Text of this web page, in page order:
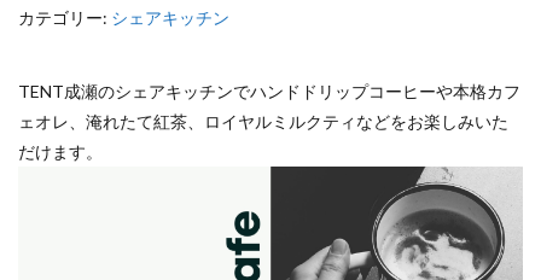
カテゴリー: シェアキッチン
TENT成瀬のシェアキッチンでハンドドリップコーヒーや本格カフ
ェオレ、淹れたて紅茶、ロイヤルミルクティなどをお楽しみいた
だけます。